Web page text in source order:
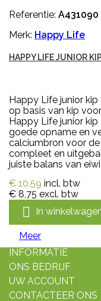
Referentie: A431090
Merk: Happy Life
HAPPY LIFE JUNIOR
Happy Life junior kip
op basis van kip
Happy Life junior
goede opname en
calciumbron voor
compleet en
juiste balans van
€ 10,59 incl. btw
€ 8,75 excl. btw
 In
Meer
INFORMATIE
ONS BEDRIJF
UW ACCOUNT
CONTACTEER ONS